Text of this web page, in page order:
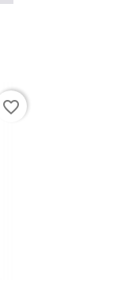
favorite_border